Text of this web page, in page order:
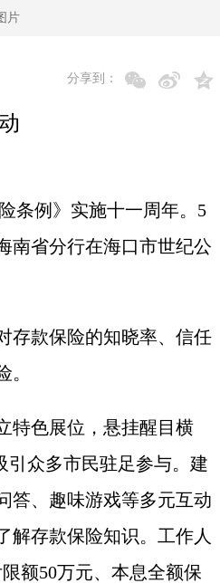
片
分享到：
条例》实施十一周年。5
南省分行在海口市世纪公
款保险的知晓率、信任
色展位，悬挂醒目横
引众多市民驻足参与。建
答、趣味游戏等多元互动
解存款保险知识。工作人
额50万元、本息全额保